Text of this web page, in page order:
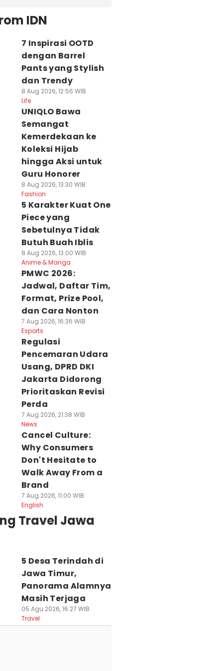
IDN
7 Inspirasi OOTD
dengan Barrel
Pants yang Stylish
dan Trendy
8 Aug 2026, 12:56 WIB
Life
UNIQLO Bawa
Semangat
Kemerdekaan ke
Koleksi Hijab
hingga Aksi untuk
Guru Honorer
8 Aug 2026, 13:30 WIB
Fashion
5 Karakter Kuat One
Piece yang
Sebetulnya Tidak
Butuh Buah Iblis
8 Aug 2026, 13:00 WIB
Anime & Manga
PMWC 2026:
Jadwal, Daftar Tim,
Format, Prize Pool,
dan Cara Nonton
7 Aug 2026, 16:36 WIB
Esports
Regulasi
Pencemaran Udara
Usang, DPRD DKI
Jakarta Didorong
Prioritaskan Revisi
Perda
7 Aug 2026, 21:38 WIB
News
Cancel Culture:
Why Consumers
Don't Hesitate to
Walk Away From a
Brand
7 Aug 2026, 11:00 WIB
English
Travel Jawa
5 Desa Terindah di
Jawa Timur,
Panorama Alamnya
Masih Terjaga
05 Agu 2026, 16:27 WIB
Travel